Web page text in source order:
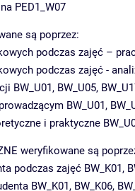
PED1_W07
są poprzez:
podczas zajęć –
podczas zajęć -
BW_U01, BW_U05,
BW_U01,
i praktyczne
weryfikowane są
podczas zajęć BW_K01,
BW_K01, BW_K06,